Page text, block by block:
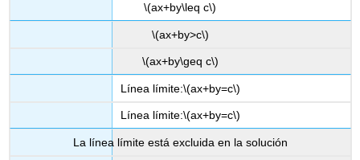
\(ax+by\leq c\)
\(ax+by>c\)
\(ax+by\geq c\)
Línea límite:\(ax+by=c\)
Línea límite:\(ax+by=c\)
La línea límite está excluida en la solución